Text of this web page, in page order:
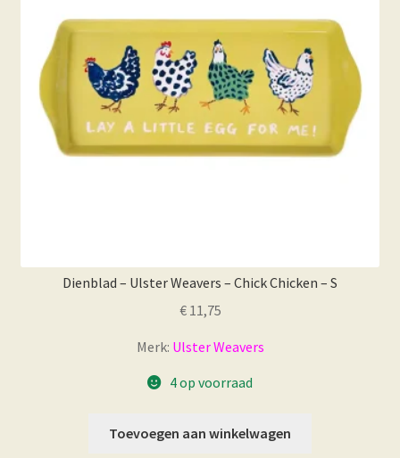
Dienblad – Ulster Weavers – Chick Chicken – S
€11,75
Merk: Ulster Weavers
4 op voorraad
Toevoegen aan winkelwagen